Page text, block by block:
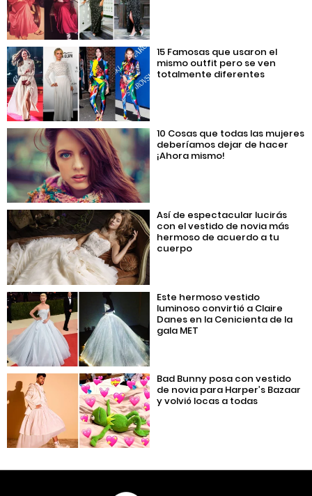
15 Famosas que usaron el
mismo outfit pero se ven
totalmente diferentes
10 Cosas que todas las mujeres
deberíamos dejar de hacer
¡Ahora mismo!
Así de espectacular lucirás
con el vestido de novia más
hermoso de acuerdo a tu
cuerpo
Este hermoso vestido
luminoso convirtió a Claire
Danes en la Cenicienta de la
gala MET
Bad Bunny posa con vestido
de novia para Harper’s Bazaar
y volvió locas a todas